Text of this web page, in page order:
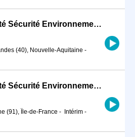
Responsable Qualité Sécurité Environnement -QSE- en industrie (H/F)
(40), Nouvelle-Aquitaine -
Responsable Qualité Sécurité Environnement -QSE- en industrie (H/F)
(91), Île-de-France - Intérim -